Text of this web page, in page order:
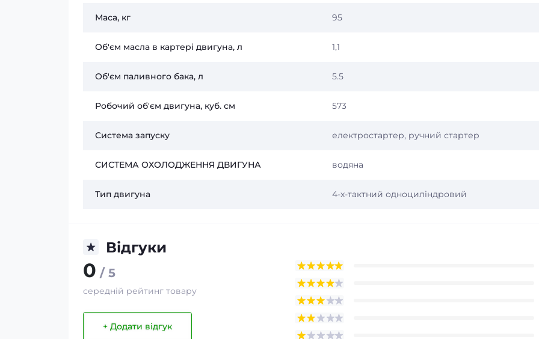
Маса, кг 95
Об'єм масла в картері двигуна, л 1,1
Об'єм паливного бака, л 5.5
Робочий об'єм двигуна, куб. см 573
Система запуску електростартер, ручний стартер
СИСТЕМА ОХОЛОДЖЕННЯ ДВИГУНА водяна
Тип двигуна 4-х-тактний одноциліндровий
Відгуки
0 / 5
середній рейтинг товару
+ Додати відгук